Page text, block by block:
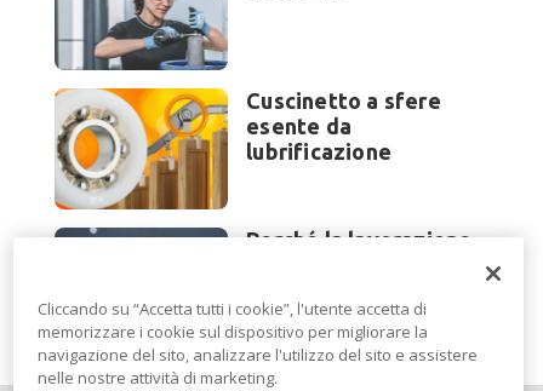
Cuscinetto a sfere
esente da
lubrificazione
Perché la lavorazione
EuroBLECH 2026?
Cliccando su “Accetta tutti i cookie”, l'utente accetta di
memorizzare i cookie sul dispositivo per migliorare la
navigazione del sito, analizzare l'utilizzo del sito e assistere
nelle nostre attività di marketing.